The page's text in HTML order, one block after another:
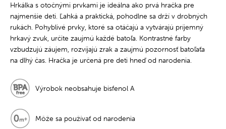
Hrkálka s otočnými prvkami je ideálna ako prvá hračka pre
najmenšie deti. Ľahká a praktická, pohodlne sa drží v drobných
rukách. Pohyblivé prvky, ktoré sa otáčajú a vytvárajú príjemný
hrkavý zvuk, určite zaujmú každé batoľa. Kontrastné farby
vzbudzujú záujem, rozvíjajú zrak a zaujmú pozornosť batoľaťa
na dlhý čas. Hračka je určená pre deti hneď od narodenia.
Výrobok neobsahuje bisfenol A
Môže sa používať od narodenia